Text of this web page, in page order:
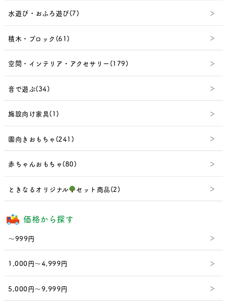
水遊び・おふろ遊び(7)
積木・ブロック(61)
空間・インテリア・アクセサリー(179)
音で遊ぶ(34)
施設向け家具(1)
園向きおもちゃ(241)
赤ちゃんおもちゃ(80)
ときなるオリジナル セット商品(2)
価格から探す
～999円
1,000円～4,999円
5,000円～9,999円